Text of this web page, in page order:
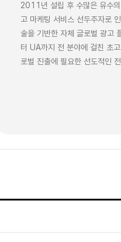
2011년 설립 후 수많은 유수
고 마케팅 서비스 선두주자로
술을 기반한 자체 글로벌 광고
터 UA까지 전 분야에 걸친 초
로벌 진출에 필요한 선도적인